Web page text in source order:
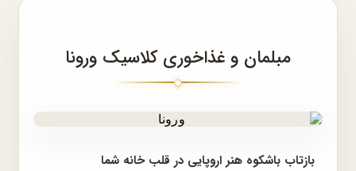
مبلمان و غذاخوری کلاسیک ورونا
بازتاب باشکوه هنر اروپایی در قلب خانه شما